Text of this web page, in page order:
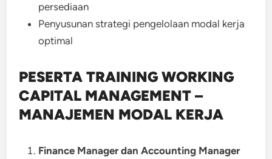
persediaan
Penyusunan strategi pengelolaan modal kerja
optimal
PESERTA TRAINING WORKING
CAPITAL MANAGEMENT –
MANAJEMEN MODAL KERJA
Finance Manager dan Accounting Manager